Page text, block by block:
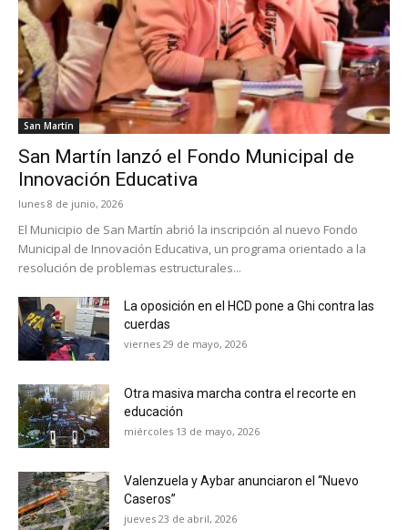
San Martín
San Martín lanzó el Fondo Municipal de
Innovación Educativa
lunes 8 de junio, 2026
El Municipio de San Martín abrió la inscripción al nuevo Fondo
Municipal de Innovación Educativa, un programa orientado a la
resolución de problemas estructurales...
La oposición en el HCD pone a Ghi contra las
cuerdas
viernes 29 de mayo, 2026
Otra masiva marcha contra el recorte en
educación
miércoles 13 de mayo, 2026
Valenzuela y Aybar anunciaron el “Nuevo
Caseros”
jueves 23 de abril, 2026